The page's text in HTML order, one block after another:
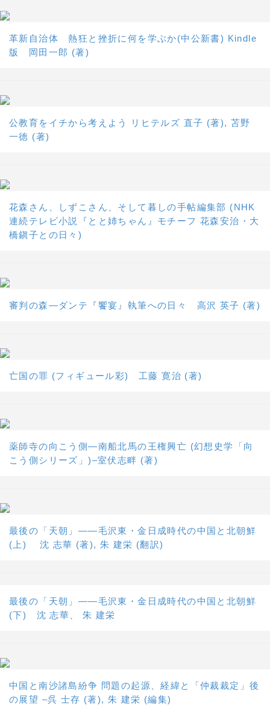
革新自治体 熱狂と挫折に何を学ぶか(中公新書) Kindle
版 岡田一郎 (著)
公教育をイチから考えよう リヒテルズ 直子 (著), 苫野
一徳 (著)
花森さん、しずこさん、そして暮しの手帖編集部 (NHK
連続テレビ小説『とと姉ちゃん』モチーフ 花森安治・大
橋鎭子との日々)
審判の森―ダンテ『饗宴』執筆への日々 高沢 英子 (著)
亡国の罪 (フィギュール彩) 工藤 寛治 (著)
薬師寺の向こう側―南船北馬の王権興亡 (幻想史学「向
こう側シリーズ」)–室伏志畔 (著)
最後の「天朝」――毛沢東・金日成時代の中国と北朝鮮
(上) 沈 志華 (著), 朱 建栄 (翻訳)
最後の「天朝」――毛沢東・金日成時代の中国と北朝鮮
(下) 沈 志華、 朱 建栄
中国と南沙諸島紛争 問題の起源、経緯と「仲裁裁定」後
の展望 –呉 士存 (著), 朱 建栄 (編集)